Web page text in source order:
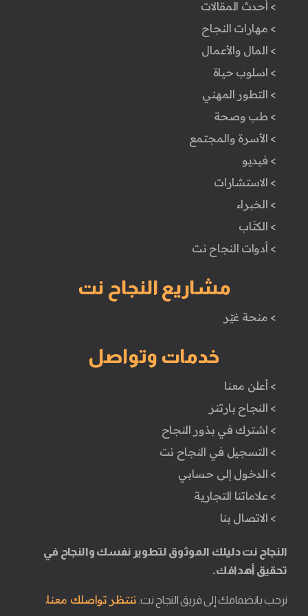
> أحدث المقالات
> مهارات النجاح
> المال والأعمال
> اسلوب حياة
> التطور المهني
> طب وصحة
> الأسرة والمجتمع
> فيديو
> الاستشارات
> الخبراء
> الكتَاب
> أدوات النجاح نت
مشاريع النجاح نت
> منحة غيّر
خدمات وتواصل
> أعلن معنا
> النجاح بارتنر
> اشترك في بذور النجاح
> التسجيل في النجاح نت
> الدخول إلى حسابي
> علاماتنا التجارية
> الاتصال بنا
النجاح نت دليلك الموثوق لتطوير نفسك والنجاح في
تحقيق أهدافك.
نرحب بانضمامك إلى فريق النجاح نت. ننتظر تواصلك معنا.